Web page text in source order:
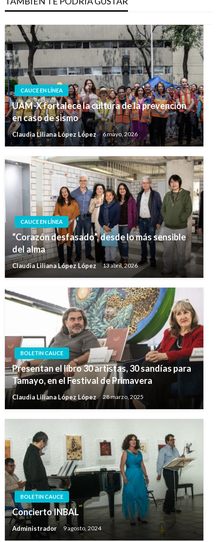
CAUCE EN LÍNEA
UAM-X fortalece la cultura de la prevención
en caso de sismo
Claudia Liliana López López 6 mayo, 2026
CAUCE EN LÍNEA
“Corazón desfasado”, desde lo más sensible
del alma
Claudia Liliana López López 13 abril, 2026
BOLETIN CAUCE
Presentan el libro 30 artistas, 30 sandías para
Tamayo, en el Festival de Primavera
Claudia Liliana López López 28 marzo, 2025
BOLETIN CAUCE
Concierto INBAL
Administrador 9 agosto, 2024